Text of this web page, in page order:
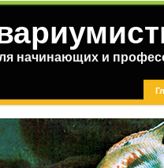
начинающих и